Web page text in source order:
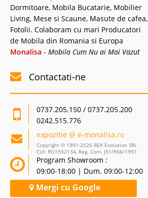
Dormitoare, Mobila Bucatarie, Mobilier
Living, Mese si Scaune, Masute de cafea,
Fotolii. Colaboram cu mari Producatori
de Mobila din Romania si Europa
Monalisa - Mobila Cum Nu ai Mai Vazut
Contactati-ne
0737.205.150 / 0737.205.200
0242.515.776
expozitie @ e-monalisa.ro
Copyright © 1991-2026 REK Evolution SRL
CUI: RO1932134, Reg. Com. J51/966/1991
Program Showroom :
09:00-18:00 | Dum. 09:00-12:00
Mergi cu Google